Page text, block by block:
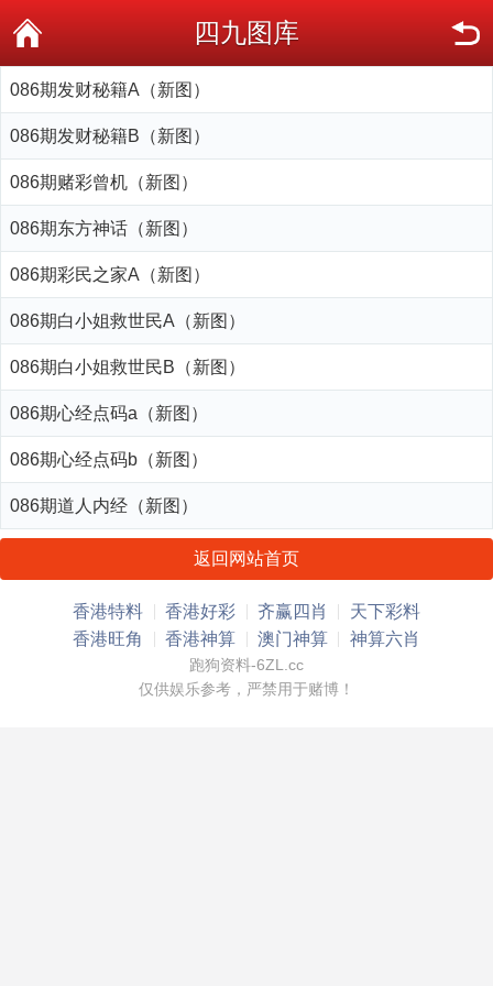
四九图库
086期发财秘籍A（新图）
086期发财秘籍B（新图）
086期赌彩曾机（新图）
086期东方神话（新图）
086期彩民之家A（新图）
086期白小姐救世民A（新图）
086期白小姐救世民B（新图）
086期心经点码a（新图）
086期心经点码b（新图）
086期道人内经（新图）
返回网站首页
香港特料 香港好彩 齐赢四肖
天下彩料
香港旺角
香港神算 澳门神算 神算六肖
跑狗资料-6ZL.cc
仅供娱乐参考，严禁用于赌博！